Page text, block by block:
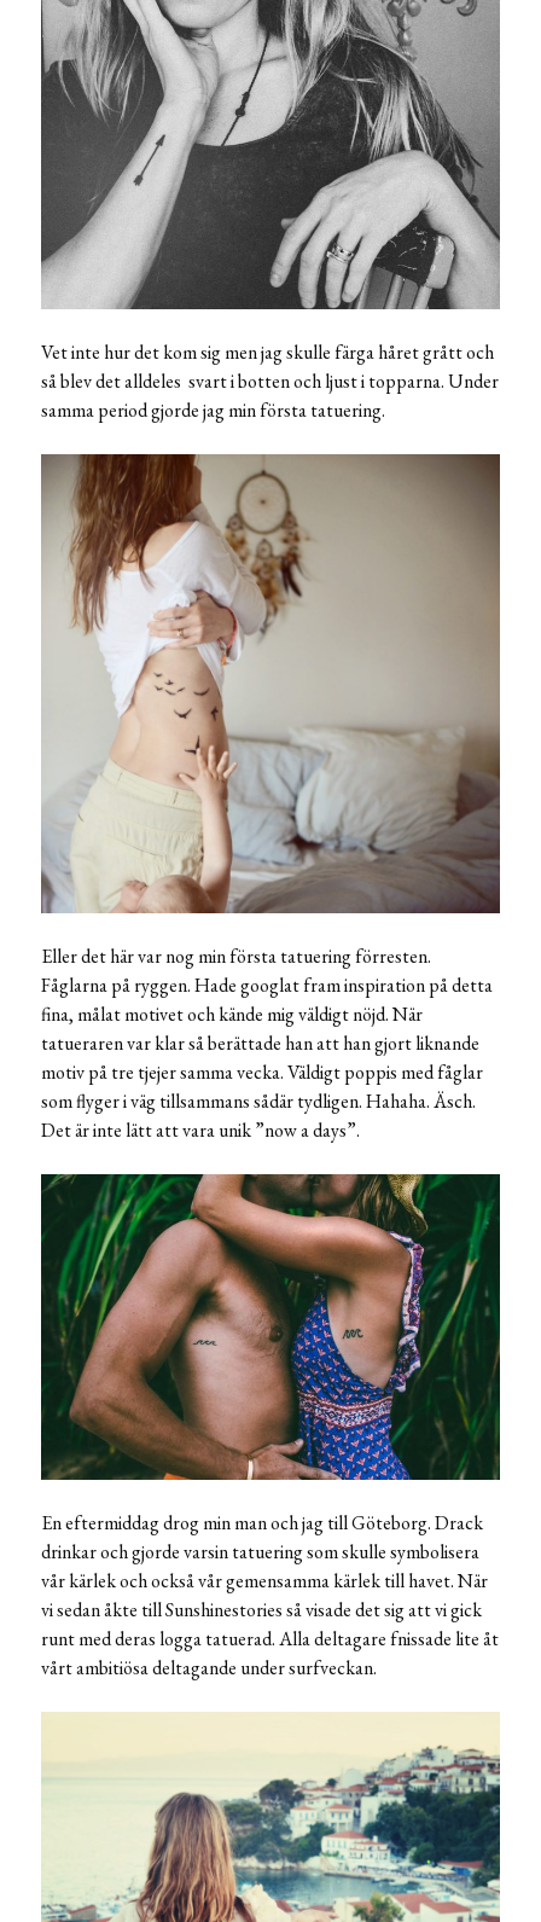
Vet inte hur det kom sig men jag skulle färga håret grått och
så blev det alldeles svart i botten och ljust i topparna. Under
samma period gjorde jag min första tatuering.
Eller det här var nog min första tatuering förresten.
Fåglarna på ryggen. Hade googlat fram inspiration på detta
fina, målat motivet och kände mig väldigt nöjd. När
tatueraren var klar så berättade han att han gjort liknande
motiv på tre tjejer samma vecka. Väldigt poppis med fåglar
som flyger i väg tillsammans sådär tydligen. Hahaha. Äsch.
Det är inte lätt att vara unik ”now a days”.
En eftermiddag drog min man och jag till Göteborg. Drack
drinkar och gjorde varsin tatuering som skulle symbolisera
vår kärlek och också vår gemensamma kärlek till havet. När
vi sedan åkte till Sunshinestories så visade det sig att vi gick
runt med deras logga tatuerad. Alla deltagare fnissade lite åt
vårt ambitiösa deltagande under surfveckan.